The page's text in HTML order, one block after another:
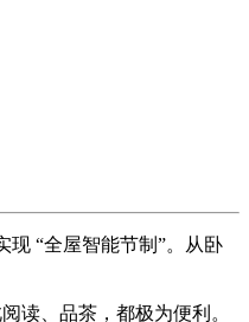
“全屋智能节制”。从卧
读、品茶，都极为便利。